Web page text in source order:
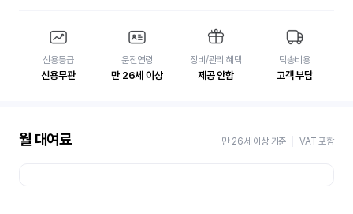
신용등급
신용무관
운전연령
만 26세 이상
정비/관리 혜택
제공 안함
탁송비용
고객 부담
월 대여료 만 26세 이상 기준 VAT 포함